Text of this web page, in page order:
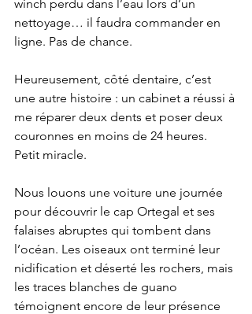
winch perdu dans l’eau lors d’un
nettoyage… il faudra commander en
ligne. Pas de chance.
Heureusement, côté dentaire, c’est
une autre histoire : un cabinet a réussi à
me réparer deux dents et poser deux
couronnes en moins de 24 heures.
Petit miracle.
Nous louons une voiture une journée
pour découvrir le cap Ortegal et ses
falaises abruptes qui tombent dans
l’océan. Les oiseaux ont terminé leur
nidification et déserté les rochers, mais
les traces blanches de guano
témoignent encore de leur présence